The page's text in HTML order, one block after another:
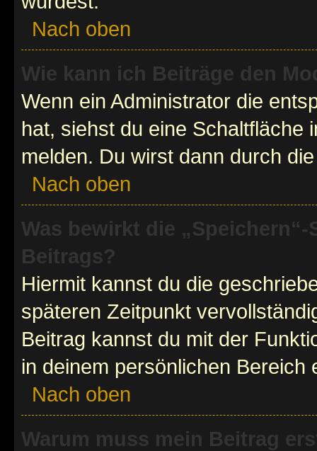
Nach oben
Wie kann ich Beiträge den
Wenn ein Administrator die
hat, siehst du eine Schaltfläche
melden. Du wirst dann durch
Nach oben
Was bewirkt die
Beitrags?
Hiermit kannst du die
späteren Zeitpunkt
Beitrag kannst du mit der
in deinem persönlichen Bereich
Nach oben
Warum muss mein Beitrag